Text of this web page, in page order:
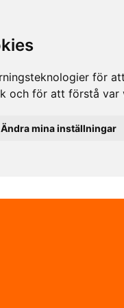
för
och för att förstå var
Ändra mina inställningar